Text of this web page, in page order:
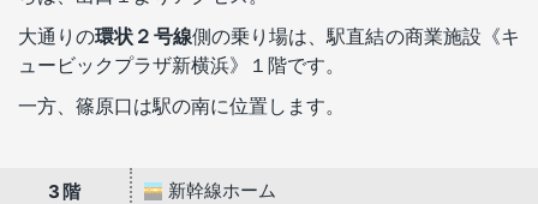
大通りの環状２号線側の乗り場は、駅直結の商業施設《キ
ュービックプラザ新横浜》１階です。
一方、篠原口は駅の南に位置します。
3階 新幹線ホーム